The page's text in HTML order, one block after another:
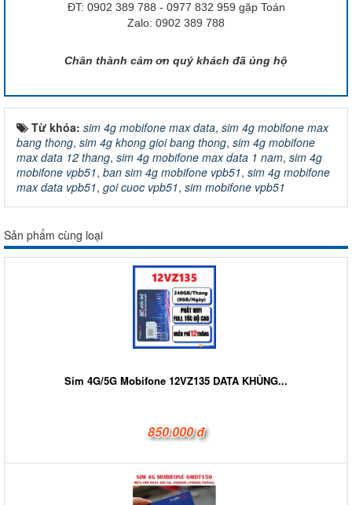
ĐT: 0902 389 788 - 0977 832 959 gặp Toán
Zalo: 0902 389 788
Chân thành cảm ơn quý khách đã ủng hộ
Từ khóa: sim 4g mobifone max data, sim 4g mobifone max
bang thong, sim 4g khong gioi bang thong, sim 4g mobifone
max data 12 thang, sim 4g mobifone max data 1 nam, sim 4g
mobifone vpb51, ban sim 4g mobifone vpb51, sim 4g mobifone
max data vpb51, goi cuoc vpb51, sim mobifone vpb51
Sản phẩm cùng loại
Sim 4G/5G Mobifone 12VZ135 DATA KHỦNG...
850.000 đ